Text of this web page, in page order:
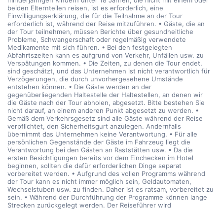
beiden Elternteilen reisen, ist es erforderlich, eine
Einwilligungserklärung, die für die Teilnahme an der Tour
erforderlich ist, während der Reise mitzuführen. • Gäste, die an
der Tour teilnehmen, müssen Berichte über gesundheitliche
Probleme, Schwangerschaft oder regelmäßig verwendete
Medikamente mit sich führen. • Bei den festgelegten
Abfahrtszeiten kann es aufgrund von Verkehr, Unfällen usw. zu
Verspätungen kommen. • Die Zeiten, zu denen die Tour endet,
sind geschätzt, und das Unternehmen ist nicht verantwortlich für
Verzögerungen, die durch unvorhergesehene Umstände
entstehen können. • Die Gäste werden an der
gegenüberliegenden Haltestelle der Haltestellen, an denen wir
die Gäste nach der Tour abholen, abgesetzt. Bitte bestehen Sie
nicht darauf, an einem anderen Punkt abgesetzt zu werden. •
Gemäß dem Verkehrsgesetz sind alle Gäste während der Reise
verpflichtet, den Sicherheitsgurt anzulegen. Andernfalls
übernimmt das Unternehmen keine Verantwortung. • Für alle
persönlichen Gegenstände der Gäste im Fahrzeug liegt die
Verantwortung bei den Gästen an Raststätten usw. • Da die
ersten Besichtigungen bereits vor dem Einchecken im Hotel
beginnen, sollten die dafür erforderlichen Dinge separat
vorbereitet werden. • Aufgrund des vollen Programms während
der Tour kann es nicht immer möglich sein, Geldautomaten,
Wechselstuben usw. zu finden. Daher ist es ratsam, vorbereitet zu
sein. • Während der Durchführung der Programme können lange
Strecken zurückgelegt werden. Der Reiseführer wird